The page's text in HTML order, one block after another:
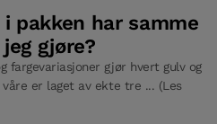
pakken har samme
gjøre?
fargevariasjoner gjør hvert gulv og
er laget av ekte tre ... (Les